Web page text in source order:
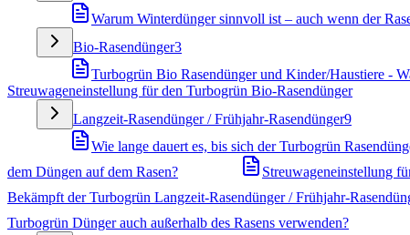
Warum Winterdünger sinnvoll ist – auch wenn der
Bio-Rasendünger3
Turbogrün Bio Rasendünger und Kinder/Haustiere -
Streuwageneinstellung für den Turbogrün Bio-Rasendünger
Langzeit-Rasendünger / Frühjahr-Rasendünger9
Wie lange dauert es, bis sich der Turbogrün
dem Düngen auf dem Rasen?
Streuwageneinstellung
Bekämpft der Turbogrün Langzeit-Rasendünger / Frühjahr-
Turbogrün Dünger auch außerhalb des Rasens verwenden?